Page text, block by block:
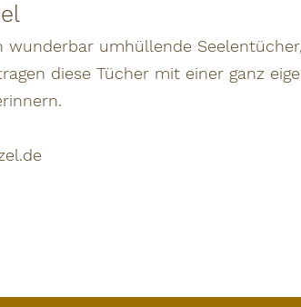
wunderbar umhüllende
diese Tücher mit einer ganz